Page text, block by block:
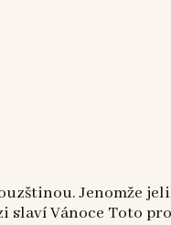
Jenomže
slaví Vánoce Toto